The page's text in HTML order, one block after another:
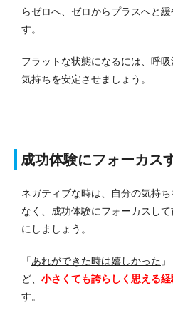
らゼロへ、ゼロからプラスへと
す。
フラットな状態になるには、呼
気持ちを安定させましょう。
成功体験にフォーカス
ネガティブな時は、自分の気持
なく、成功体験にフォーカスし
にしましょう。
「あれができた時は嬉しかった
ど、 小さくても誇らしく思える
す。